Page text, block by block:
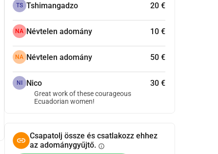
TS Tshimangadzo 20 €
NA Névtelen adomány 10 €
NA Névtelen adomány 50 €
NI Nico 30 €
Great work of these courageous
Ecuadorian women!
Csapatolj össze és csatlakozz ehhez
az adománygyűjtő. info